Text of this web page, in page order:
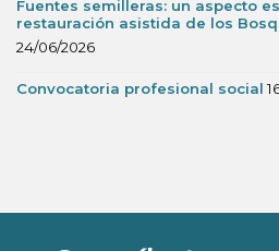
Fuentes semilleras: un aspecto
restauración asistida de los
24/06/2026
Convocatoria profesional social